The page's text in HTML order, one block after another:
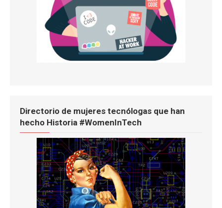
Directorio de mujeres tecnólogas que han
hecho Historia #WomenInTech